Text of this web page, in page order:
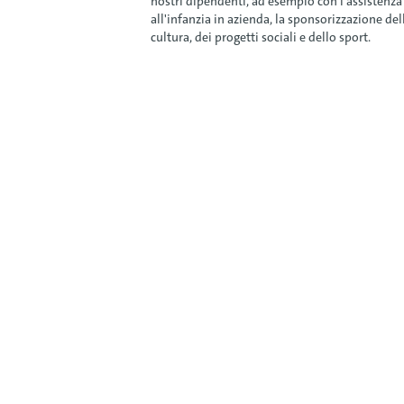
all'infanzia in azienda, la sponsorizzazione
cultura, dei progetti sociali e dello sport.